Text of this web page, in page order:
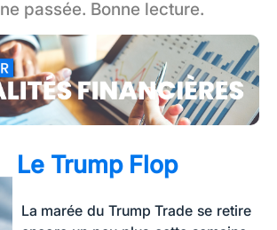
passée. Bonne lecture.
Le Trump Flop
La marée du Trump Trade se retire